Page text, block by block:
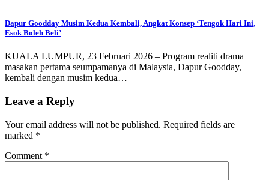
Dapur Goodday Musim Kedua Kembali, Angkat Konsep ‘Tengok Hari Ini,
Esok Boleh Beli’
KUALA LUMPUR, 23 Februari 2026 – Program realiti drama
masakan pertama seumpamanya di Malaysia, Dapur Goodday,
kembali dengan musim kedua…
Leave a Reply
Your email address will not be published. Required fields are
marked *
Comment *